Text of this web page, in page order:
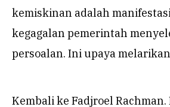
kemiskinan adalah
kegagalan pemerintah
persoalan. Ini upaya
Kembali ke Fadjroel Rachman.